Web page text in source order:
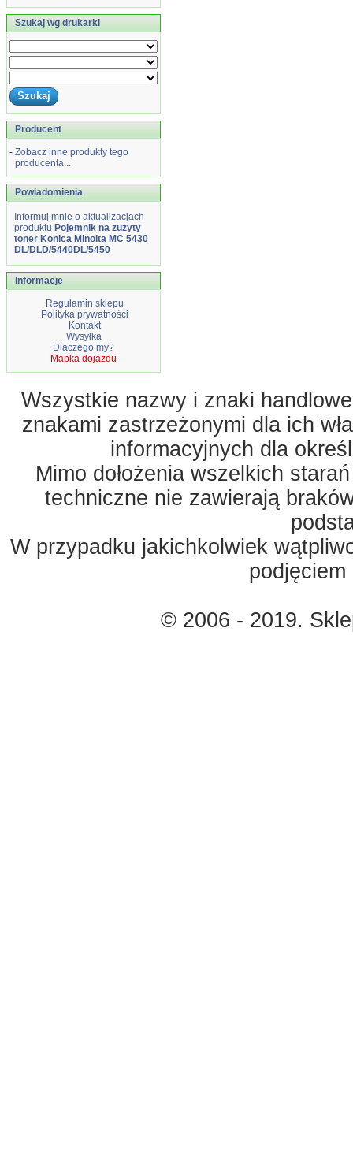
Szukaj wg drukarki
Producent
- Zobacz inne produkty tego
producenta...
Powiadomienia
Informuj mnie o aktualizacjach
produktu Pojemnik na zużyty
toner Konica Minolta MC 5430
DL/DLD/5440DL/5450
Informacje
Regulamin sklepu
Polityka prywatności
Kontakt
Wysyłka
Dlaczego my?
Mapka dojazdu
Wszystkie nazwy i znaki
znakami zastrzeżonymi dla ich
informacyjnych dla
Mimo dołożenia wszelkich
techniczne nie zawierają
W przypadku jakichkolwiek
© 2006 - 2019.